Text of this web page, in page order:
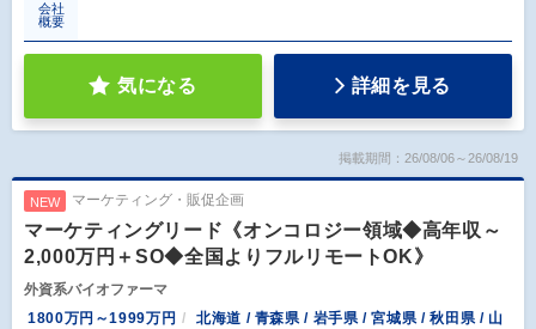
会社
概要
気になる 詳細を見る
掲載期間：26/08/06～26/08/19
NEW マーケティング・販促企画
マーケティングリード《オンコロジー領域◆高年収～
2,000万円＋SO◆全国よりフルリモートOK》
外資系バイオファーマ
1800万円～1999万円
北海道 / 青森県 / 岩手県 / 宮城県 / 秋田県 / 山